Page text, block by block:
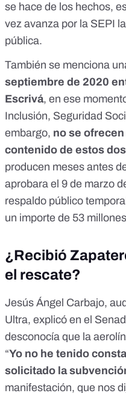
se hace de los hechos,
vez avanza por la SEPI
pública.
También se menciona
septiembre de 2020
Escrivá, en ese
Inclusión, Seguridad
embargo, no se
contenido de estos
producen meses antes
aprobara el 9 de marzo
respaldo público
un importe de 53
¿Recibió
el rescate?
Jesús Ángel Carbajo,
Ultra, explicó en el
desconocía que la
“Yo no he tenido
solicitado la
manifestación, que nos